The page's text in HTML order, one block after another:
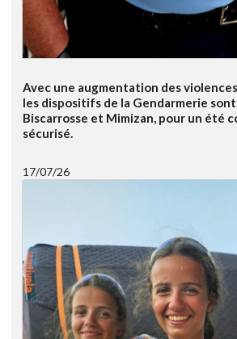
Avec une augmentation des
les dispositifs de la Gendarmerie sont
Biscarrosse et Mimizan, pour un été
sécurisé.
17/07/26